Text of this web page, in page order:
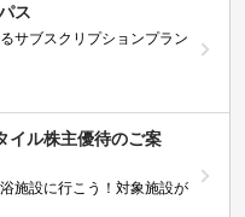
ス
サブスクリプションプラン
イル株主優待のご案
施設に行こう！対象施設が